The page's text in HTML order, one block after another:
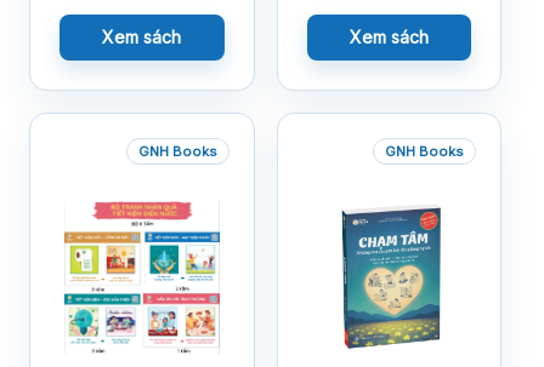
Xem sách Xem sách
GNH Books GNH Books